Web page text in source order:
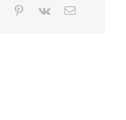
Tumblr Pinterest
Vk Email